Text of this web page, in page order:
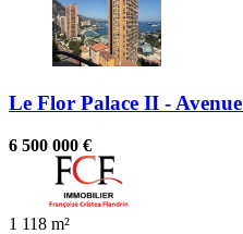
Le Flor Palace II -
6 500 000 €
1 118 m²